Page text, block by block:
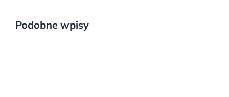
Podobne wpisy